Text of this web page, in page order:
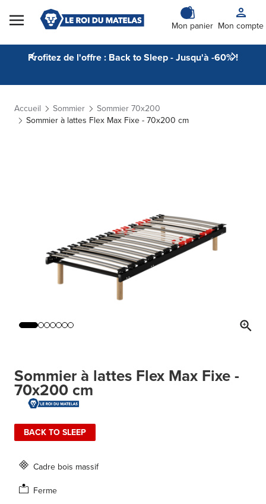
Skip to Content
Mon panier Mon compte
Profitez de l'offre : Back to Sleep - Jusqu'à -60% !
Accueil Sommier
Sommier 70x200
Sommier à lattes Flex Max Fixe - 70x200 cm
Sommier à lattes Flex Max Fixe -
70x200 cm
BACK TO SLEEP
Cadre bois massif
Ferme